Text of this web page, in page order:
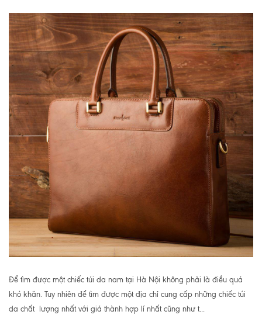
Để tìm được một chiếc túi da nam tại Hà Nội không phải là điều quá
khó khăn. Tuy nhiên để tìm được một địa chỉ cung cấp những chiếc túi
da chất lượng nhất với giá thành hợp lí nhất cũng như t...